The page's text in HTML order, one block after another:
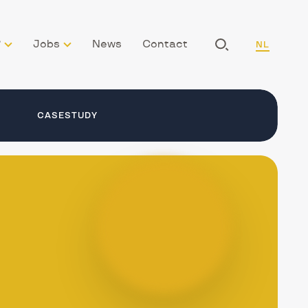
Jobs News Contact
CASESTUDY
Afficher
LANG_NAV
NL